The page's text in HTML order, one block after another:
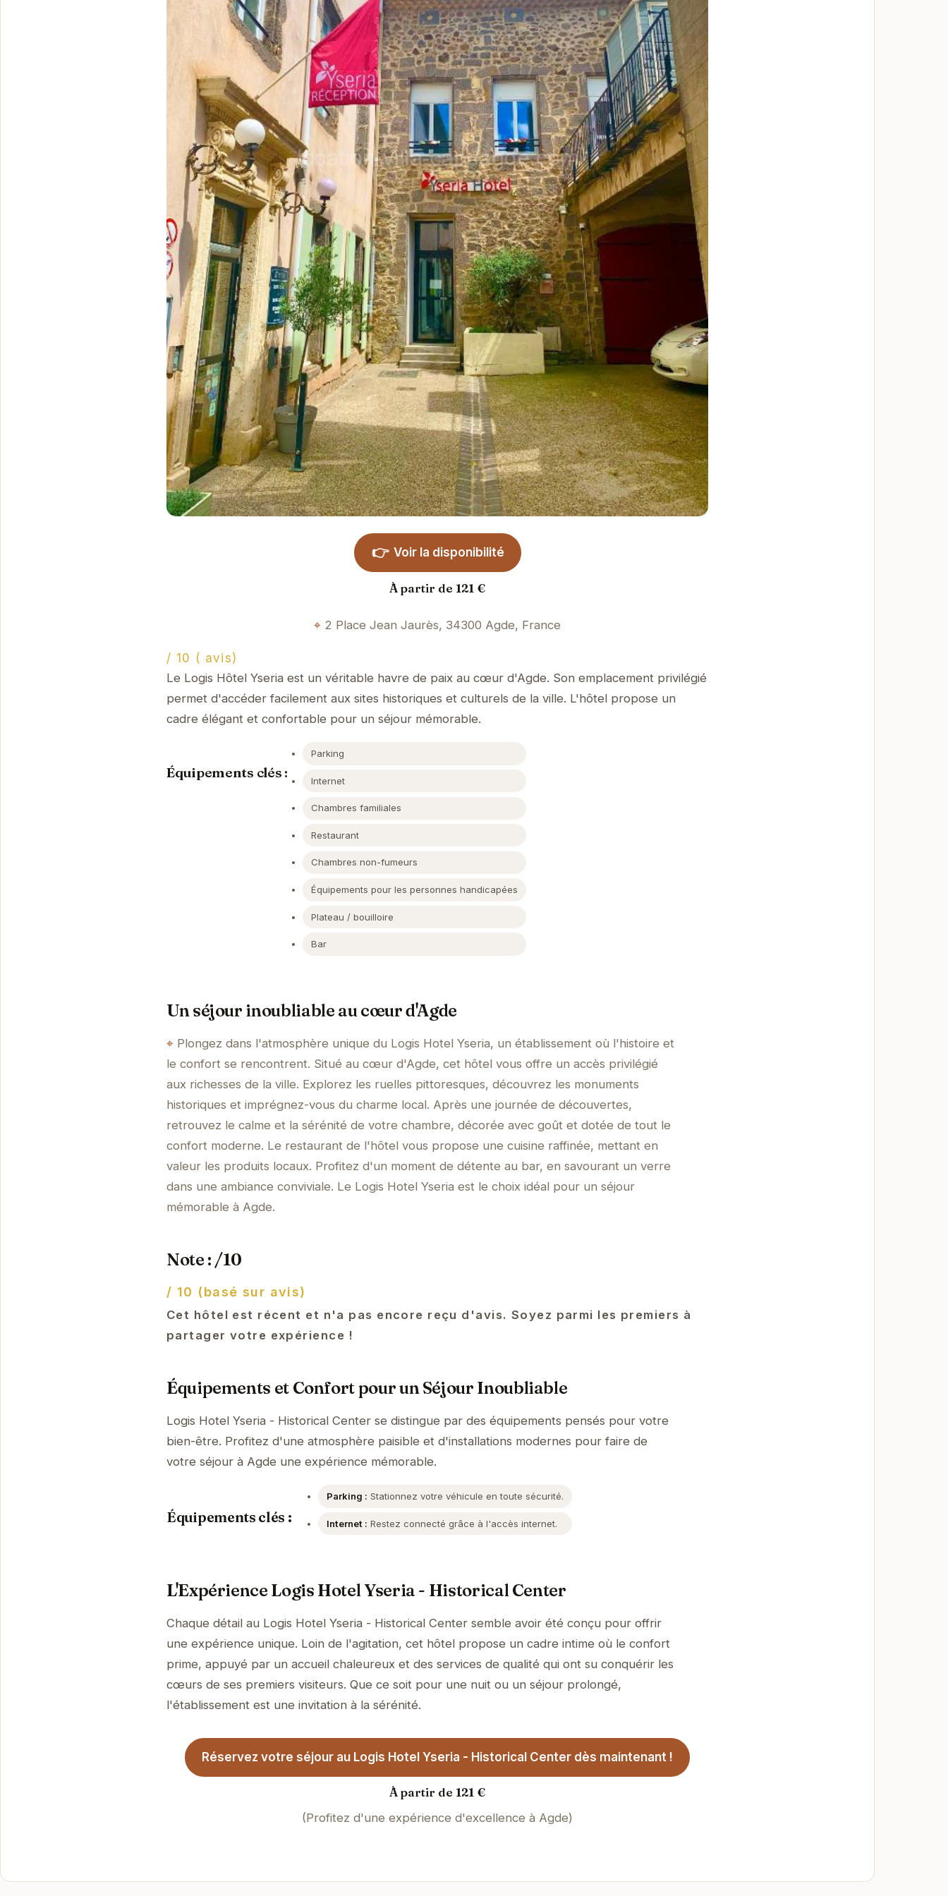
👉 Voir la disponibilité
À partir de 121 €
2 Place Jean Jaurès, 34300 Agde, France
/ 10 ( avis)
Le Logis Hôtel Yseria est un véritable havre de paix au cœur d'Agde. Son emplacement privilégié
permet d'accéder facilement aux sites historiques et culturels de la ville. L'hôtel propose un
cadre élégant et confortable pour un séjour mémorable.
Équipements clés :
Parking
Internet
Chambres familiales
Restaurant
Chambres non-fumeurs
Équipements pour les personnes handicapées
Plateau / bouilloire
Bar
Un séjour inoubliable au cœur d'Agde
Plongez dans l'atmosphère unique du Logis Hotel Yseria, un établissement où l'histoire et
le confort se rencontrent. Situé au cœur d'Agde, cet hôtel vous offre un accès privilégié
aux richesses de la ville. Explorez les ruelles pittoresques, découvrez les monuments
historiques et imprégnez-vous du charme local. Après une journée de découvertes,
retrouvez le calme et la sérénité de votre chambre, décorée avec goût et dotée de tout le
confort moderne. Le restaurant de l'hôtel vous propose une cuisine raffinée, mettant en
valeur les produits locaux. Profitez d'un moment de détente au bar, en savourant un verre
dans une ambiance conviviale. Le Logis Hotel Yseria est le choix idéal pour un séjour
mémorable à Agde.
Note : /10
/ 10 (basé sur avis)
Cet hôtel est récent et n'a pas encore reçu d'avis. Soyez parmi les premiers à
partager votre expérience !
Équipements et Confort pour un Séjour Inoubliable
Logis Hotel Yseria - Historical Center se distingue par des équipements pensés pour votre
bien-être. Profitez d'une atmosphère paisible et d'installations modernes pour faire de
votre séjour à Agde une expérience mémorable.
Équipements clés :
Parking : Stationnez votre véhicule en toute sécurité.
Internet : Restez connecté grâce à l'accès internet.
L'Expérience Logis Hotel Yseria - Historical Center
Chaque détail au Logis Hotel Yseria - Historical Center semble avoir été conçu pour offrir
une expérience unique. Loin de l'agitation, cet hôtel propose un cadre intime où le confort
prime, appuyé par un accueil chaleureux et des services de qualité qui ont su conquérir les
cœurs de ses premiers visiteurs. Que ce soit pour une nuit ou un séjour prolongé,
l'établissement est une invitation à la sérénité.
Réservez votre séjour au Logis Hotel Yseria - Historical Center dès maintenant !
À partir de 121 €
(Profitez d'une expérience d'excellence à Agde)